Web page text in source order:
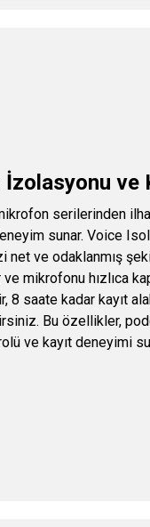
ve
serilerinden
sunar. Voice
ve odaklanmış
mikrofonu hızlıca
8 saate kadar kayıt
Bu özellikler,
ve kayıt deneyimi